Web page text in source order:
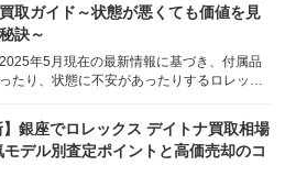
取ガイド～状態が悪くても価値を見
訣～
年5月現在の最新情報に基づき、付属品
たり、状態に不安があったりするロレック
ます。ウォッチニアン買取専門店が、どのよ
ロレックスの価値を見出すのか、その秘訣も
ご紹介します。 ...
】銀座でロレックス デイトナ買取相場
デル別査定ポイントと高価売却のコ